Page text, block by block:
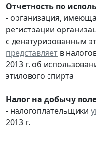
Отчетность по
- организация,
регистрации
с денатурированным
представляет в
2013 г. об
этилового спирта
Налог на добычу
- налогоплательщики
2013 г.